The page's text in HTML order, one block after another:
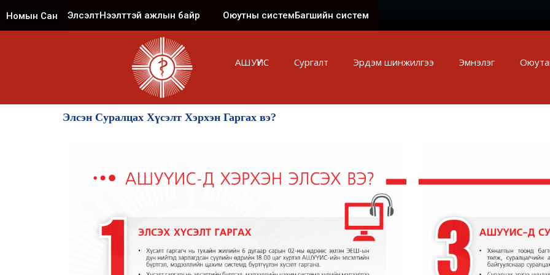
Номын Сан ЭлсэлтНээлттэй ажлын байр Оюутны системБагшийн систем
АШУҮИС Сургалт Эрдэм шинжилгээ Эмнэлэг
Элсэн Суралцах Хүсэлт Хэрхэн Гаргах вэ?